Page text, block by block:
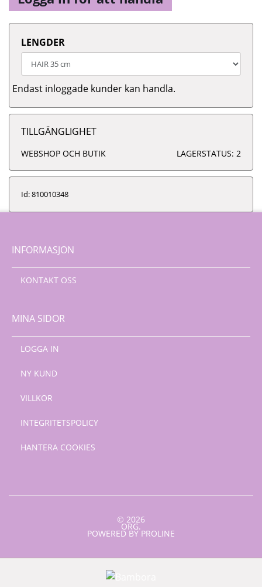
LENGDER
Endast inloggade kunder kan handla.
TILLGÄNGLIGHET
WEBSHOP OCH BUTIK LAGERSTATUS: 2
Id: 810010348
INFORMASJON
KONTAKT OSS
MINA SIDOR
LOGGA IN
NY KUND
VILLKOR
INTEGRITETSPOLICY
HANTERA COOKIES
© 2026
ORG.
POWERED BY PROLINE